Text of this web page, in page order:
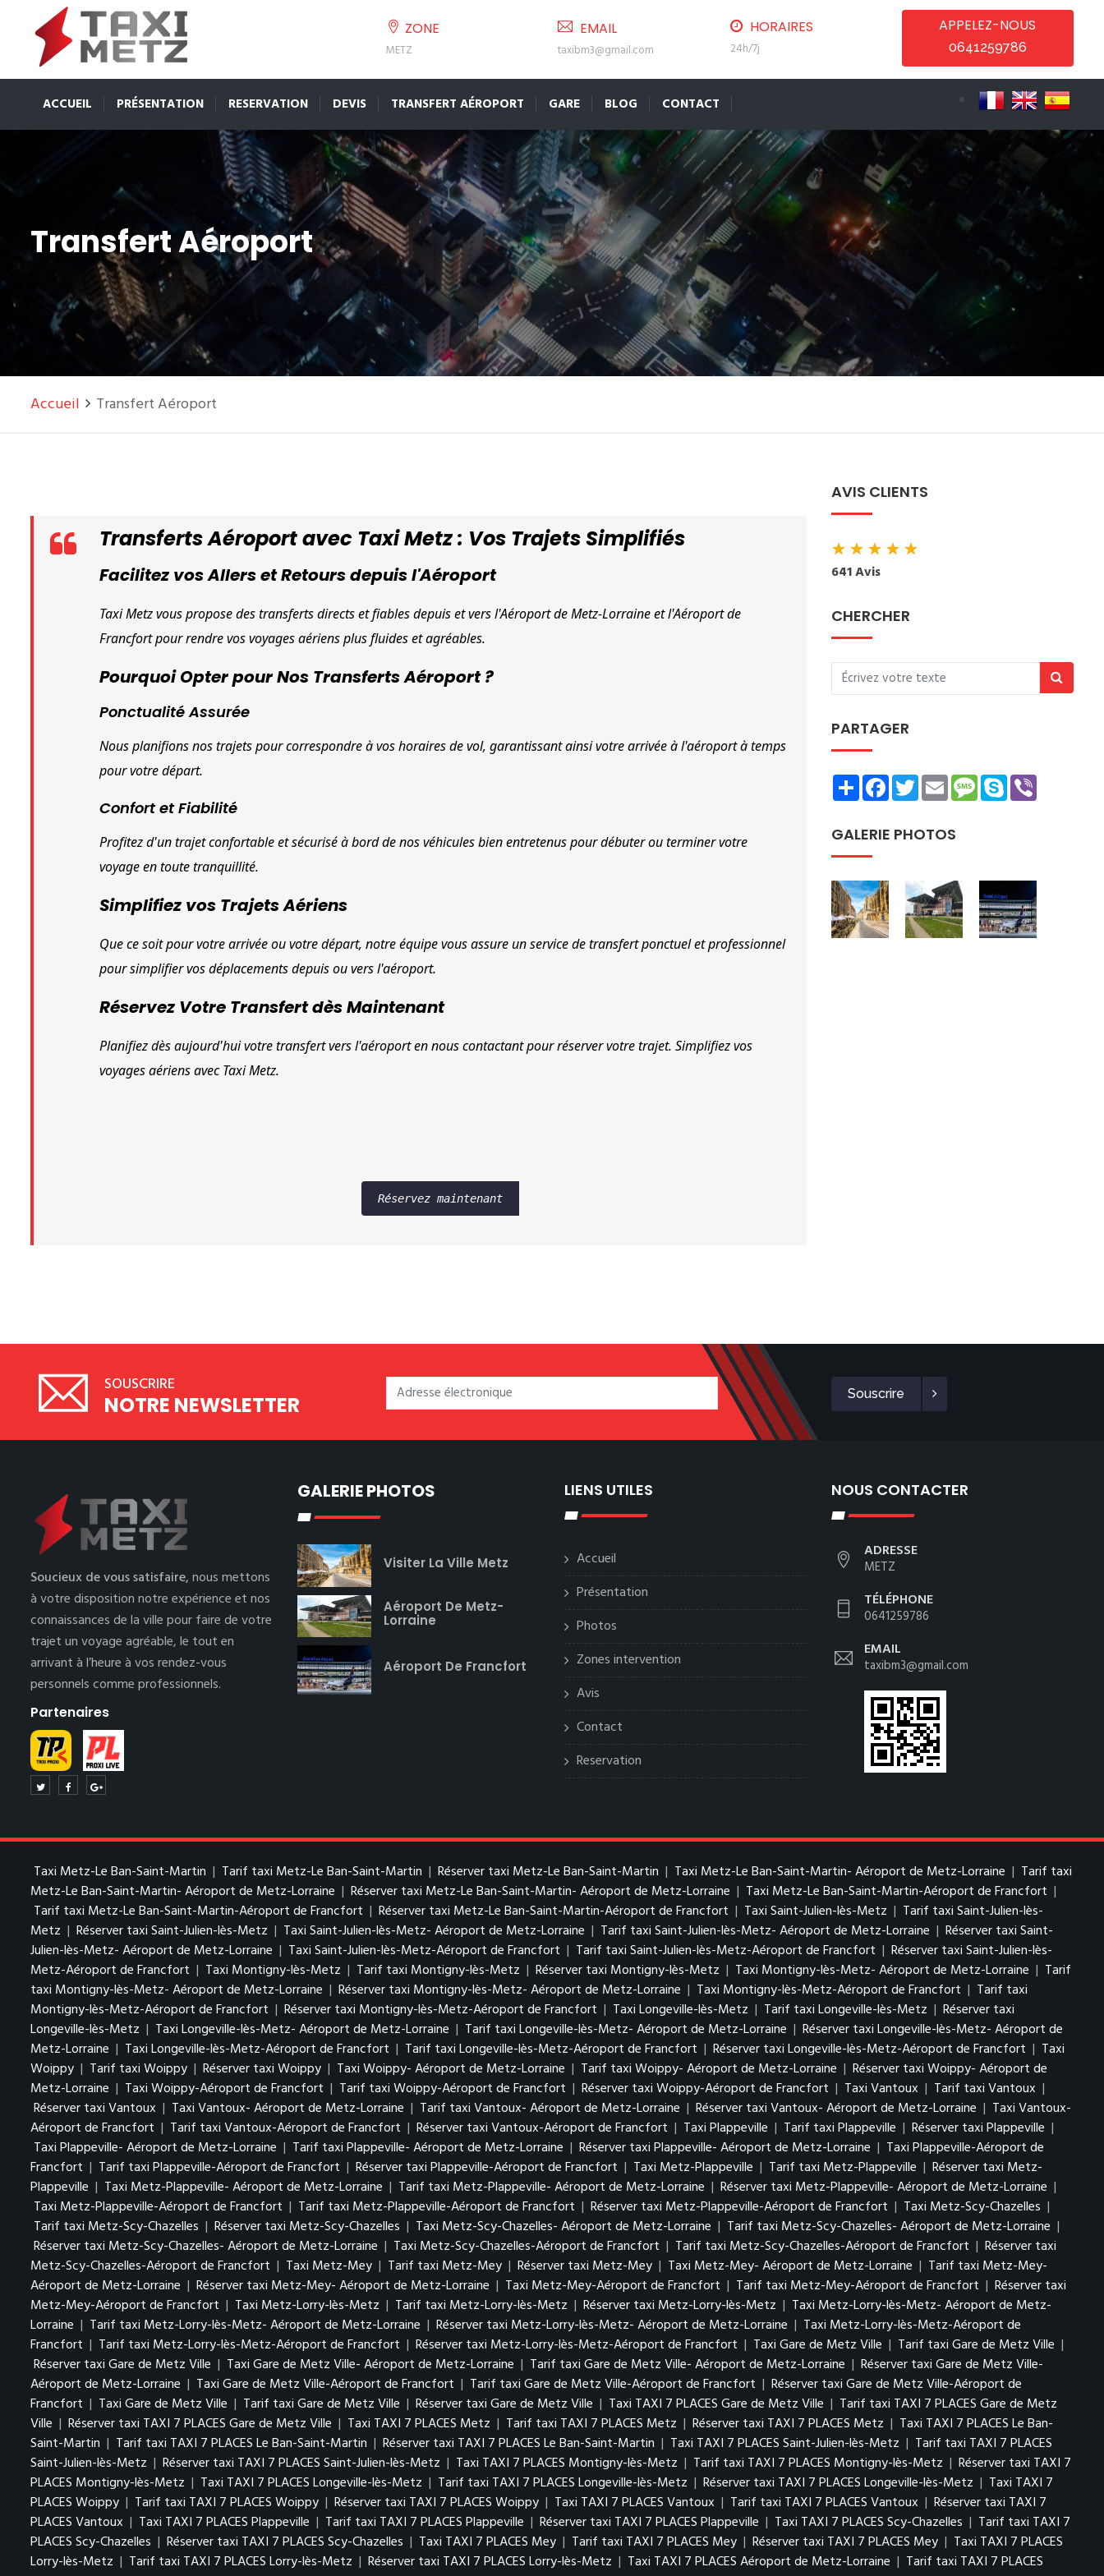
ZONE
METZ
EMAIL
taxibm3@gmail.com
HORAIRES
24h/7j
APPELEZ-NOUS
0641259786
ACCUEIL PRÉSENTATION RESERVATION DEVIS TRANSFERT AÉROPORT GARE BLOG CONTACT
Transfert Aéroport
Accueil Transfert Aéroport
Transferts Aéroport avec Taxi Metz : Vos Trajets Simplifiés
Facilitez vos Allers et Retours depuis l'Aéroport
Taxi Metz vous propose des transferts directs et fiables depuis et vers l'Aéroport de Metz-Lorraine et l'Aéroport de
Francfort pour rendre vos voyages aériens plus fluides et agréables.
Pourquoi Opter pour Nos Transferts Aéroport ?
Ponctualité Assurée
Nous planifions nos trajets pour correspondre à vos horaires de vol, garantissant ainsi votre arrivée à l'aéroport à temps
pour votre départ.
Confort et Fiabilité
Profitez d'un trajet confortable et sécurisé à bord de nos véhicules bien entretenus pour débuter ou terminer votre
voyage en toute tranquillité.
Simplifiez vos Trajets Aériens
Que ce soit pour votre arrivée ou votre départ, notre équipe vous assure un service de transfert ponctuel et professionnel
pour simplifier vos déplacements depuis ou vers l'aéroport.
Réservez Votre Transfert dès Maintenant
Planifiez dès aujourd'hui votre transfert vers l'aéroport en nous contactant pour réserver votre trajet. Simplifiez vos
voyages aériens avec Taxi Metz.
Réservez maintenant
AVIS CLIENTS
★★★★★
641 Avis
CHERCHER
PARTAGER
ShareFacebookTwitterEmailMessage
Skype
GALERIE PHOTOS
SOUSCRIRE
NOTRE NEWSLETTER Souscrire
Soucieux de vous satisfaire,nous mettons
à votre disposition notre expérience et nos
connaissances de la ville pour faire de votre
trajet un voyage agréable, le tout en
arrivant à l’heure à vos rendez-vous
personnels comme professionnels.
Partenaires
GALERIE PHOTOS
Visiter La Ville Metz
Aéroport De Metz-
Lorraine
Aéroport De Francfort
LIENS UTILES
Accueil
Présentation
Photos
Zones intervention
Avis
Contact
Reservation
NOUS CONTACTER
ADRESSE
METZ
TÉLÉPHONE
0641259786
EMAIL
taxibm3@gmail.com
Taxi Metz-Le Ban-Saint-Martin | Tarif taxi Metz-Le Ban-Saint-Martin | Réserver taxi Metz-Le Ban-Saint-Martin | Taxi Metz-Le Ban-Saint-Martin- Aéroport de Metz-Lorraine | Tarif taxi
Metz-Le Ban-Saint-Martin- Aéroport de Metz-Lorraine | Réserver taxi Metz-Le Ban-Saint-Martin- Aéroport de Metz-Lorraine | Taxi Metz-Le Ban-Saint-Martin-Aéroport de Francfort |
Tarif taxi Metz-Le Ban-Saint-Martin-Aéroport de Francfort | Réserver taxi Metz-Le Ban-Saint-Martin-Aéroport de Francfort | Taxi Saint-Julien-lès-Metz | Tarif taxi Saint-Julien-lès-
Metz | Réserver taxi Saint-Julien-lès-Metz | Taxi Saint-Julien-lès-Metz- Aéroport de Metz-Lorraine | Tarif taxi Saint-Julien-lès-Metz- Aéroport de Metz-Lorraine | Réserver taxi Saint-
Julien-lès-Metz- Aéroport de Metz-Lorraine | Taxi Saint-Julien-lès-Metz-Aéroport de Francfort | Tarif taxi Saint-Julien-lès-Metz-Aéroport de Francfort | Réserver taxi Saint-Julien-lès-
Metz-Aéroport de Francfort | Taxi Montigny-lès-Metz | Tarif taxi Montigny-lès-Metz | Réserver taxi Montigny-lès-Metz | Taxi Montigny-lès-Metz- Aéroport de Metz-Lorraine | Tarif
taxi Montigny-lès-Metz- Aéroport de Metz-Lorraine | Réserver taxi Montigny-lès-Metz- Aéroport de Metz-Lorraine | Taxi Montigny-lès-Metz-Aéroport de Francfort | Tarif taxi
Montigny-lès-Metz-Aéroport de Francfort | Réserver taxi Montigny-lès-Metz-Aéroport de Francfort | Taxi Longeville-lès-Metz | Tarif taxi Longeville-lès-Metz | Réserver taxi
Longeville-lès-Metz | Taxi Longeville-lès-Metz- Aéroport de Metz-Lorraine | Tarif taxi Longeville-lès-Metz- Aéroport de Metz-Lorraine | Réserver taxi Longeville-lès-Metz- Aéroport de
Metz-Lorraine | Taxi Longeville-lès-Metz-Aéroport de Francfort | Tarif taxi Longeville-lès-Metz-Aéroport de Francfort | Réserver taxi Longeville-lès-Metz-Aéroport de Francfort | Taxi
Woippy | Tarif taxi Woippy | Réserver taxi Woippy | Taxi Woippy- Aéroport de Metz-Lorraine | Tarif taxi Woippy- Aéroport de Metz-Lorraine | Réserver taxi Woippy- Aéroport de
Metz-Lorraine | Taxi Woippy-Aéroport de Francfort | Tarif taxi Woippy-Aéroport de Francfort | Réserver taxi Woippy-Aéroport de Francfort | Taxi Vantoux | Tarif taxi Vantoux |
Réserver taxi Vantoux | Taxi Vantoux- Aéroport de Metz-Lorraine | Tarif taxi Vantoux- Aéroport de Metz-Lorraine | Réserver taxi Vantoux- Aéroport de Metz-Lorraine | Taxi Vantoux-
Aéroport de Francfort | Tarif taxi Vantoux-Aéroport de Francfort | Réserver taxi Vantoux-Aéroport de Francfort | Taxi Plappeville | Tarif taxi Plappeville | Réserver taxi Plappeville |
Taxi Plappeville- Aéroport de Metz-Lorraine | Tarif taxi Plappeville- Aéroport de Metz-Lorraine | Réserver taxi Plappeville- Aéroport de Metz-Lorraine | Taxi Plappeville-Aéroport de
Francfort | Tarif taxi Plappeville-Aéroport de Francfort | Réserver taxi Plappeville-Aéroport de Francfort | Taxi Metz-Plappeville | Tarif taxi Metz-Plappeville | Réserver taxi Metz-
Plappeville | Taxi Metz-Plappeville- Aéroport de Metz-Lorraine | Tarif taxi Metz-Plappeville- Aéroport de Metz-Lorraine | Réserver taxi Metz-Plappeville- Aéroport de Metz-Lorraine |
Taxi Metz-Plappeville-Aéroport de Francfort | Tarif taxi Metz-Plappeville-Aéroport de Francfort | Réserver taxi Metz-Plappeville-Aéroport de Francfort | Taxi Metz-Scy-Chazelles |
Tarif taxi Metz-Scy-Chazelles | Réserver taxi Metz-Scy-Chazelles | Taxi Metz-Scy-Chazelles- Aéroport de Metz-Lorraine | Tarif taxi Metz-Scy-Chazelles- Aéroport de Metz-Lorraine |
Réserver taxi Metz-Scy-Chazelles- Aéroport de Metz-Lorraine | Taxi Metz-Scy-Chazelles-Aéroport de Francfort | Tarif taxi Metz-Scy-Chazelles-Aéroport de Francfort | Réserver taxi
Metz-Scy-Chazelles-Aéroport de Francfort | Taxi Metz-Mey | Tarif taxi Metz-Mey | Réserver taxi Metz-Mey | Taxi Metz-Mey- Aéroport de Metz-Lorraine | Tarif taxi Metz-Mey-
Aéroport de Metz-Lorraine | Réserver taxi Metz-Mey- Aéroport de Metz-Lorraine | Taxi Metz-Mey-Aéroport de Francfort | Tarif taxi Metz-Mey-Aéroport de Francfort | Réserver taxi
Metz-Mey-Aéroport de Francfort | Taxi Metz-Lorry-lès-Metz | Tarif taxi Metz-Lorry-lès-Metz | Réserver taxi Metz-Lorry-lès-Metz | Taxi Metz-Lorry-lès-Metz- Aéroport de Metz-
Lorraine | Tarif taxi Metz-Lorry-lès-Metz- Aéroport de Metz-Lorraine | Réserver taxi Metz-Lorry-lès-Metz- Aéroport de Metz-Lorraine | Taxi Metz-Lorry-lès-Metz-Aéroport de
Francfort | Tarif taxi Metz-Lorry-lès-Metz-Aéroport de Francfort | Réserver taxi Metz-Lorry-lès-Metz-Aéroport de Francfort | Taxi Gare de Metz Ville | Tarif taxi Gare de Metz Ville |
Réserver taxi Gare de Metz Ville | Taxi Gare de Metz Ville- Aéroport de Metz-Lorraine | Tarif taxi Gare de Metz Ville- Aéroport de Metz-Lorraine | Réserver taxi Gare de Metz Ville-
Aéroport de Metz-Lorraine | Taxi Gare de Metz Ville-Aéroport de Francfort | Tarif taxi Gare de Metz Ville-Aéroport de Francfort | Réserver taxi Gare de Metz Ville-Aéroport de
Francfort | Taxi Gare de Metz Ville | Tarif taxi Gare de Metz Ville | Réserver taxi Gare de Metz Ville | Taxi TAXI 7 PLACES Gare de Metz Ville | Tarif taxi TAXI 7 PLACES Gare de Metz
Ville | Réserver taxi TAXI 7 PLACES Gare de Metz Ville | Taxi TAXI 7 PLACES Metz | Tarif taxi TAXI 7 PLACES Metz | Réserver taxi TAXI 7 PLACES Metz | Taxi TAXI 7 PLACES Le Ban-
Saint-Martin | Tarif taxi TAXI 7 PLACES Le Ban-Saint-Martin | Réserver taxi TAXI 7 PLACES Le Ban-Saint-Martin | Taxi TAXI 7 PLACES Saint-Julien-lès-Metz | Tarif taxi TAXI 7 PLACES
Saint-Julien-lès-Metz | Réserver taxi TAXI 7 PLACES Saint-Julien-lès-Metz | Taxi TAXI 7 PLACES Montigny-lès-Metz | Tarif taxi TAXI 7 PLACES Montigny-lès-Metz | Réserver taxi TAXI 7
PLACES Montigny-lès-Metz | Taxi TAXI 7 PLACES Longeville-lès-Metz | Tarif taxi TAXI 7 PLACES Longeville-lès-Metz | Réserver taxi TAXI 7 PLACES Longeville-lès-Metz | Taxi TAXI 7
PLACES Woippy | Tarif taxi TAXI 7 PLACES Woippy | Réserver taxi TAXI 7 PLACES Woippy | Taxi TAXI 7 PLACES Vantoux | Tarif taxi TAXI 7 PLACES Vantoux | Réserver taxi TAXI 7
PLACES Vantoux | Taxi TAXI 7 PLACES Plappeville | Tarif taxi TAXI 7 PLACES Plappeville | Réserver taxi TAXI 7 PLACES Plappeville | Taxi TAXI 7 PLACES Scy-Chazelles | Tarif taxi TAXI 7
PLACES Scy-Chazelles | Réserver taxi TAXI 7 PLACES Scy-Chazelles | Taxi TAXI 7 PLACES Mey | Tarif taxi TAXI 7 PLACES Mey | Réserver taxi TAXI 7 PLACES Mey | Taxi TAXI 7 PLACES
Lorry-lès-Metz | Tarif taxi TAXI 7 PLACES Lorry-lès-Metz | Réserver taxi TAXI 7 PLACES Lorry-lès-Metz | Taxi TAXI 7 PLACES Aéroport de Metz-Lorraine | Tarif taxi TAXI 7 PLACES